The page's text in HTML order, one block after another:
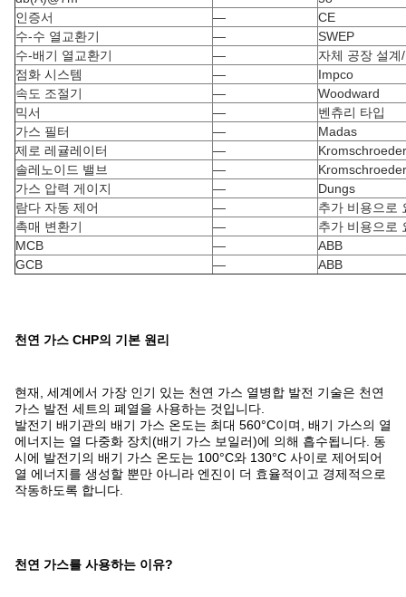
인증서
—
CE
수-수 열교환기
—
SWEP
수-배기 열교환기
—
자체 공장 설
점화 시스템
—
Impco
속도 조절기
—
Woodward
믹서
—
벤츄리 타입
가스 필터
—
Madas
제로 레귤레이터
—
Kromschroeder
솔레노이드 밸브
—
Kromschroeder
가스 압력 게이지
—
Dungs
람다 자동 제어
—
추가 비용으로
촉매 변환기
—
추가 비용으로
MCB
—
ABB
GCB
— ABB
천연 가스 CHP의 기본 원리
현재, 세계에서 가장 인기 있는 천연 가스 열병합 발전 기술은 천연
가스 발전 세트의 폐열을 사용하는 것입니다.
발전기 배기관의 배기 가스 온도는 최대 560°C이며, 배기 가스의 열
에너지는 열 다중화 장치(배기 가스 보일러)에 의해 흡수됩니다. 동
시에 발전기의 배기 가스 온도는 100°C와 130°C 사이로 제어되어
열 에너지를 생성할 뿐만 아니라 엔진이 더 효율적이고 경제적으로
작동하도록 합니다.
천연 가스를 사용하는 이유?